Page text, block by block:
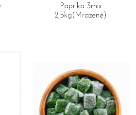
Paprika 3mix
2,5kg(Mrazené)